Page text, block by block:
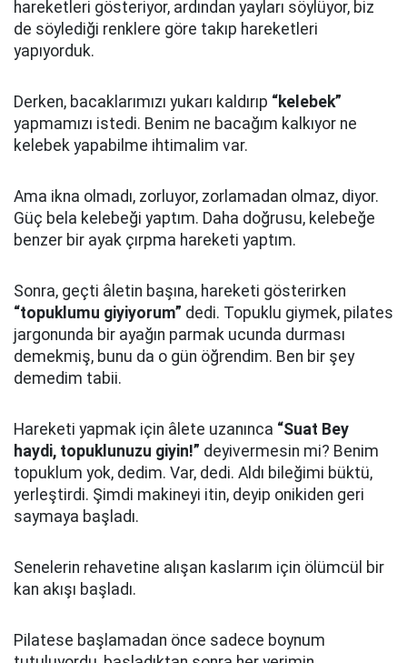
hareketleri gösteriyor, ardından yayları söylüyor, biz
de söylediği renklere göre takıp hareketleri
yapıyorduk.
Derken, bacaklarımızı yukarı kaldırıp “kelebek”
yapmamızı istedi. Benim ne bacağım kalkıyor ne
kelebek yapabilme ihtimalim var.
Ama ikna olmadı, zorluyor, zorlamadan olmaz, diyor.
Güç bela kelebeği yaptım. Daha doğrusu, kelebeğe
benzer bir ayak çırpma hareketi yaptım.
Sonra, geçti âletin başına, hareketi gösterirken
“topuklumu giyiyorum” dedi. Topuklu giymek, pilates
jargonunda bir ayağın parmak ucunda durması
demekmiş, bunu da o gün öğrendim. Ben bir şey
demedim tabii.
Hareketi yapmak için âlete uzanınca “Suat Bey
haydi, topuklunuzu giyin!” deyivermesin mi? Benim
topuklum yok, dedim. Var, dedi. Aldı bileğimi büktü,
yerleştirdi. Şimdi makineyi itin, deyip onikiden geri
saymaya başladı.
Senelerin rehavetine alışan kaslarım için ölümcül bir
kan akışı başladı.
Pilatese başlamadan önce sadece boynum